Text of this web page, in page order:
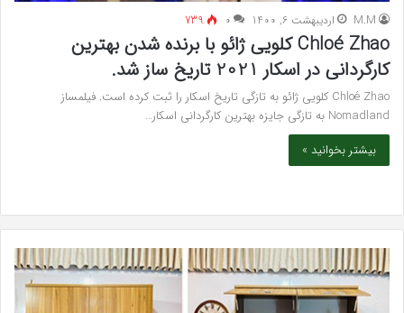
M.M اردیبهشت 6, 1400 ۰ 739
Chloé Zhao کلویی ژائو با برنده شدن بهترین
کارگردانی در اسکار 2021 تاریخ ساز شد.
Chloé Zhao کلویی ژائو به تازگی تاریخ اسکار را ثبت کرده است. فیلمساز
Nomadland به تازگی جایزه بهترین کارگردانی اسکار…
بیشتر بخوانید »
خرید
مدل